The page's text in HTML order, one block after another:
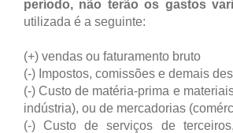
período, não terão os gastos
utilizada é a seguinte:
(+) vendas ou faturamento bruto
(-) Impostos, comissões e demais
(-) Custo de matéria-prima e
indústria), ou de mercadorias
(-) Custo de serviços de